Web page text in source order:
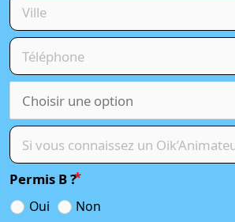
Permis B ?
Oui Non